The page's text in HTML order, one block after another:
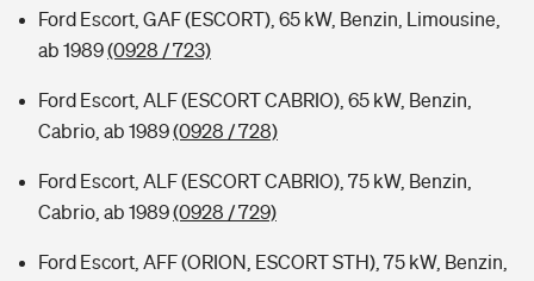
Ford Escort, GAF (ESCORT), 65 kW, Benzin, Limousine,
ab 1989(0928 / 723)
Ford Escort, ALF (ESCORT CABRIO), 65 kW, Benzin,
Cabrio, ab 1989(0928 / 728)
Ford Escort, ALF (ESCORT CABRIO), 75 kW, Benzin,
Cabrio, ab 1989(0928 / 729)
Ford Escort, AFF (ORION, ESCORT STH), 75 kW, Benzin,